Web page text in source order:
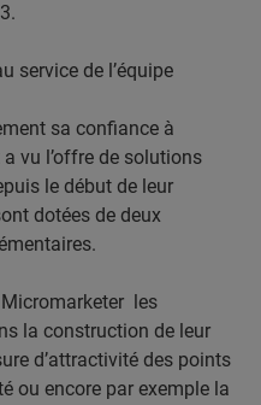
service de l’équipe
sa confiance à
vu l’offre de solutions
le début de leur
dotées de deux
les
la construction de leur
d’attractivité des points
ou encore par exemple la